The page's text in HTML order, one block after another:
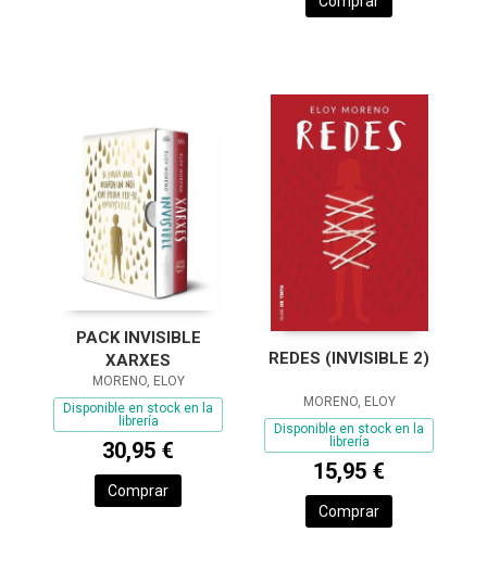
PACK INVISIBLE
XARXES
MORENO, ELOY
Disponible en stock en la
librería
30,95 €
Comprar
REDES (INVISIBLE 2)
MORENO, ELOY
Disponible en stock en la
librería
15,95 €
Comprar